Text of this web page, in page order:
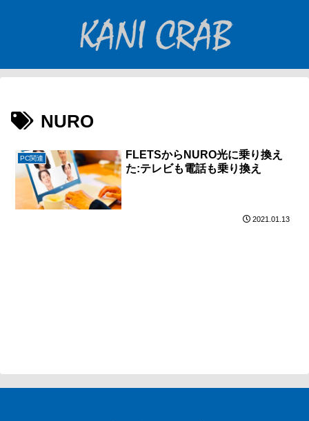
NURO
PC関連
FLETSからNURO光に乗り換え
た:テレビも電話も乗り換え
2021.01.13